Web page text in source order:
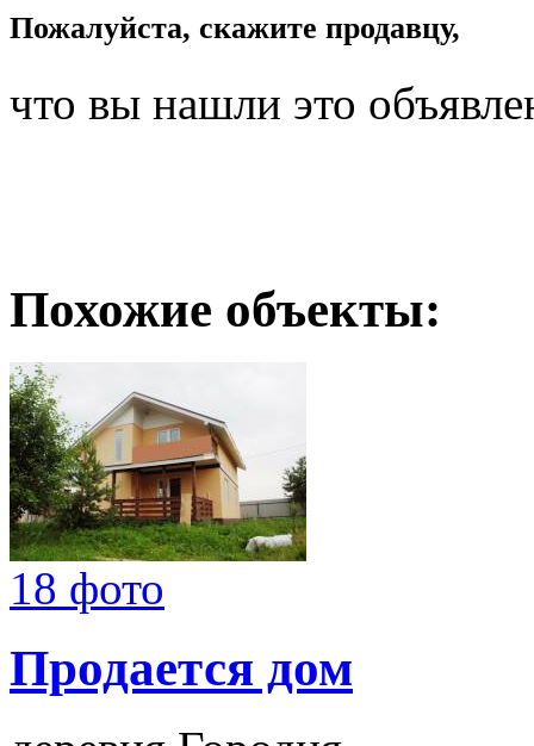
Пожалуйста, скажите продавцу,
что вы нашли это
Похожие объекты:
18 фото
Продается дом